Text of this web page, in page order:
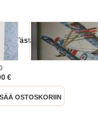
Tästä kertoo
4
€
OSTOSKORIIN